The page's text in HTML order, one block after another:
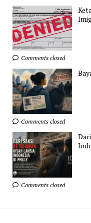
Comments closed
Comments closed
Comments closed